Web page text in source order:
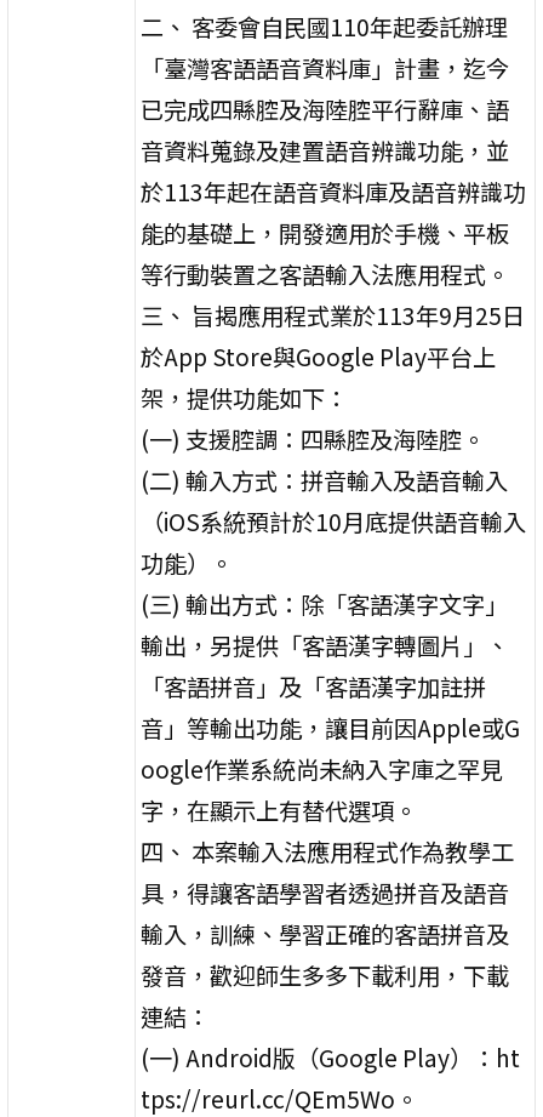
二、 客委會自民國110年起委託辦理
「臺灣客語語音資料庫」計畫，迄今
已完成四縣腔及海陸腔平行辭庫、語
音資料蒐錄及建置語音辨識功能，並
於113年起在語音資料庫及語音辨識功
能的基礎上，開發適用於手機、平板
等行動裝置之客語輸入法應用程式。
三、 旨揭應用程式業於113年9月25日
於App Store與Google Play平台上
架，提供功能如下：
(一) 支援腔調：四縣腔及海陸腔。
(二) 輸入方式：拼音輸入及語音輸入
（iOS系統預計於10月底提供語音輸入
功能）。
(三) 輸出方式：除「客語漢字文字」
輸出，另提供「客語漢字轉圖片」、
「客語拼音」及「客語漢字加註拼
音」等輸出功能，讓目前因Apple或G
oogle作業系統尚未納入字庫之罕見
字，在顯示上有替代選項。
四、 本案輸入法應用程式作為教學工
具，得讓客語學習者透過拼音及語音
輸入，訓練、學習正確的客語拼音及
發音，歡迎師生多多下載利用，下載
連結：
(一) Android版（Google Play）：ht
tps://reurl.cc/QEm5Wo。